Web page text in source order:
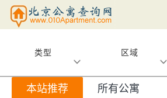
类型 区域
本站推荐 所有公寓